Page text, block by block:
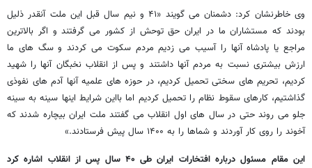
وی خاطرنشان کرد: دشمنان می گویند «۴۱ و نیم سال قبل این ملت آنقدر ذلیل
بودند که مستشاران ما در ایران حق توحش از کشور می گرفتند و اگر بالاترین
مراجع یا پادشاه آنها را آسیب می زدیم مردم سکوت می کردند و سگ های ما
ارزش بیشتری نسبت به مردم آنها داشتند و پس از انقلاب نخبگان آنها را شهید
کردیم، تحریم های سختی تحمیل کردیم، در حوزه های علمیه آنها آدم های نفوذی
گذاشتیم، کارهای سقوط نظام را تحمیل کردیم اما بااین شرایط اینها سینه به سینه
جلو می روند حتی در سال های اول انقلاب می گفتند ملت ایران بیچاره شدند که
آخوند را روی کار آوردند و شماها را به ۱۴۰۰ سال پیش فرستادند.»
این مقام مسئول درباره افتخارات ایران طی ۴۰ سال پس از انقلاب اشاره کرد